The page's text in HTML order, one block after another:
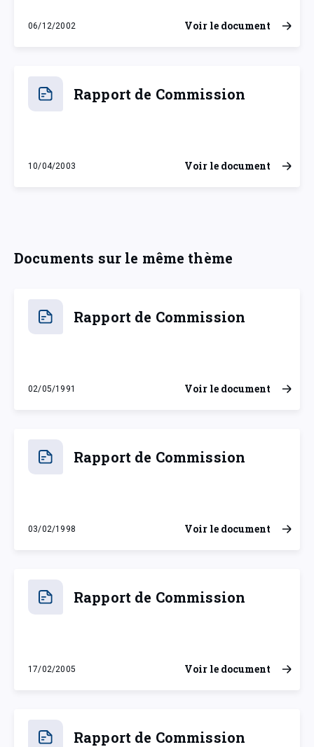
06/12/2002
vendredi 6 décembre 2002
Voir le document
Rapport de Commission
10/04/2003
jeudi 10 avril 2003
Voir le document
Documents sur le même thème
Rapport de Commission
02/05/1991
jeudi 2 mai 1991
Voir le document
Rapport de Commission
03/02/1998
mardi 3 février 1998
Voir le document
Rapport de Commission
17/02/2005
jeudi 17 février 2005
Voir le document
Rapport de Commission